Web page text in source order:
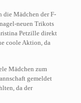
die Mädchen der F-
neuen Trikots
Petzille direkt
coole Aktion, da
Mädchen zum
gemeldet
da der